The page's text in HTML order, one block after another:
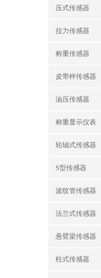
压式传感器
拉力传感器
称重传感器
皮带秤传感器
油压传感器
称重显示仪表
轮辐式传感器
S型传感器
波纹管传感器
法兰式传感器
悬臂梁传感器
柱式传感器